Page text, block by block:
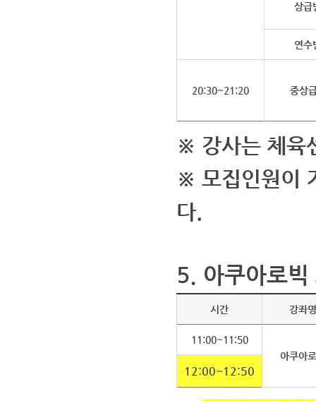
상급
연수
20:30~21:20 중상
※ 강사는 체육
※ 모집인원이
다.
5. 아쿠아로
시간 강좌명
11:00~11:50
아쿠아
12:00~12:50